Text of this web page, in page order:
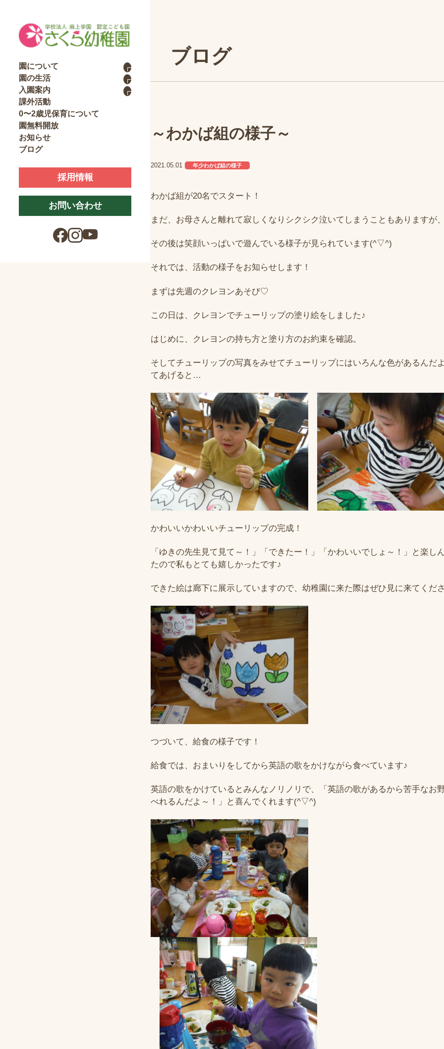
園について
園の生活
入園案内
課外活動
0〜2歳児保育について
園無料開放
お知らせ
ブログ
採用情報
お問い合わせ
ブログ
～わかば組の様子～
2021.05.01 年少わかば組の様子
わかば組が20名でスタート！
まだ、お母さんと離れて寂しくなりシクシク泣いてしまうこともありますが
その後は笑顔いっぱいで遊んでいる様子が見られています(^▽^)
それでは、活動の様子をお知らせします！
まずは先週のクレヨンあそび♡
この日は、クレヨンでチューリップの塗り絵をしました♪
はじめに、クレヨンの持ち方と塗り方のお約束を確認。
そしてチューリップの写真をみせてチューリップにはいろんな色があるんだ
てあげると…
かわいいかわいいチューリップの完成！
「ゆきの先生見て見て～！」「できたー！」「かわいいでしょ～！」と楽し
たので私もとても嬉しかったです♪
できた絵は廊下に展示していますので、幼稚園に来た際はぜひ見に来てくだ
つづいて、給食の様子です！
給食では、おまいりをしてから英語の歌をかけながら食べています♪
英語の歌をかけているとみんなノリノリで、「英語の歌があるから苦手なお
べれるんだよ～！」と喜んでくれます(^▽^)